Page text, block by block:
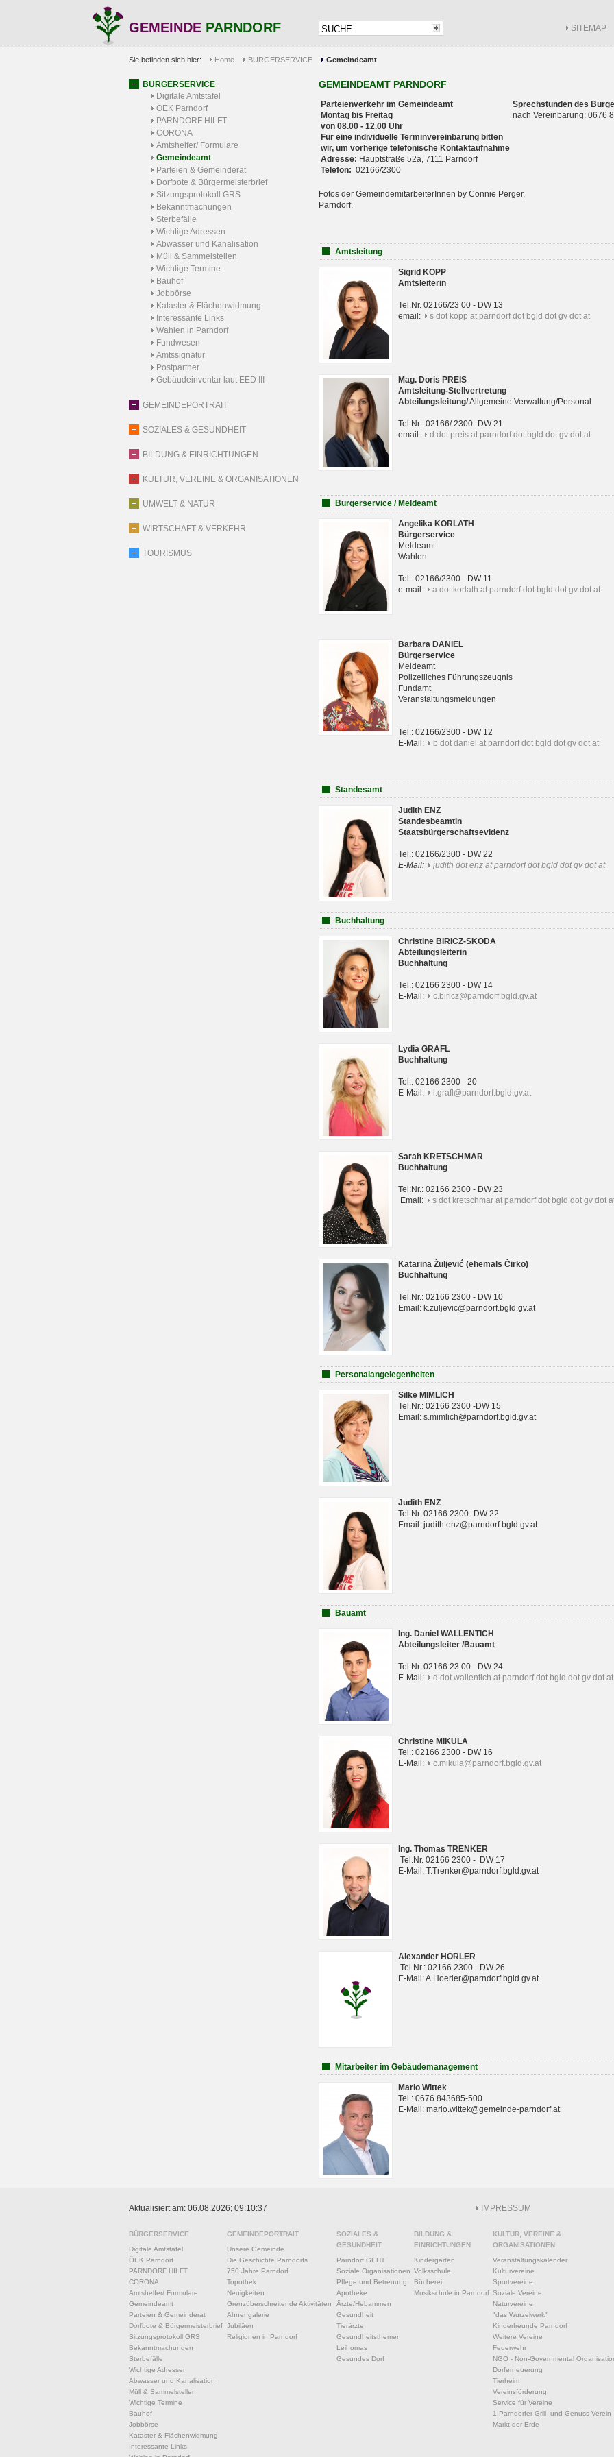
GEMEINDE PARNDORF SITEMAP
Sie befinden sich hier: Home BÜRGERSERVICE Gemeindeamt
BÜRGERSERVICE
Digitale Amtstafel
ÖEK Parndorf
PARNDORF HILFT
CORONA
Amtshelfer/ Formulare
Gemeindeamt
Parteien & Gemeinderat
Dorfbote & Bürgermeisterbrief
Sitzungsprotokoll GRS
Bekanntmachungen
Sterbefälle
Wichtige Adressen
Abwasser und Kanalisation
Müll & Sammelstellen
Wichtige Termine
Bauhof
Jobbörse
Kataster & Flächenwidmung
Interessante Links
Wahlen in Parndorf
Fundwesen
Amtssignatur
Postpartner
Gebäudeinventar laut EED III
GEMEINDEPORTRAIT
SOZIALES & GESUNDHEIT
BILDUNG & EINRICHTUNGEN
KULTUR, VEREINE & ORGANISATIONEN
UMWELT & NATUR
WIRTSCHAFT & VERKEHR
TOURISMUS
GEMEINDEAMT PARNDORF
Parteienverkehr im Gemeindeamt
Montag bis Freitag
von 08.00 - 12.00 Uhr
Für eine individuelle Terminvereinbarung bitten
wir, um vorherige telefonische Kontaktaufnahme
Adresse: Hauptstraße 52a, 7111 Parndorf
Telefon: 02166/2300
Sprechstunden des
nach Vereinbarung: 0676
Fotos der GemeindemitarbeiterInnen by Connie Perger,
Parndorf.
Amtsleitung
Sigrid KOPP
Amtsleiterin
Tel.Nr. 02166/23 00 - DW 13
email:
s dot kopp at parndorf dot bgld dot gv dot at
Mag. Doris PREIS
Amtsleitung-Stellvertretung
Abteilungsleitung/Allgemeine Verwaltung/Personal
Tel.Nr.: 02166/ 2300 -DW 21
email:
d dot preis at parndorf dot bgld dot gv dot at
Bürgerservice / Meldeamt
Angelika KORLATH
Bürgerservice
Meldeamt
Wahlen
Tel.: 02166/2300 - DW 11
e-mail:
a dot korlath at parndorf dot bgld dot gv dot at
Barbara DANIEL
Bürgerservice
Meldeamt
Polizeiliches Führungszeugnis
Fundamt
Veranstaltungsmeldungen
Tel.: 02166/2300 - DW 12
E-Mail:
b dot daniel at parndorf dot bgld dot gv dot at
Standesamt
Judith ENZ
Standesbeamtin
Staatsbürgerschaftsevidenz
Tel.: 02166/2300 - DW 22
E-Mail:
judith dot enz at parndorf dot bgld dot gv dot at
Buchhaltung
Christine BIRICZ-SKODA
Abteilungsleiterin
Buchhaltung
Tel.: 02166 2300 - DW 14
E-Mail:
c.biricz@parndorf.bgld.gv.at
Lydia GRAFL
Buchhaltung
Tel.: 02166 2300 - 20
E-Mail:
l.grafl@parndorf.bgld.gv.at
Sarah KRETSCHMAR
Buchhaltung
Tel:Nr.: 02166 2300 - DW 23
Email:
s dot kretschmar at parndorf dot bgld dot gv dot
Katarina Žuljević (ehemals Čirko)
Buchhaltung
Tel.Nr.: 02166 2300 - DW 10
Email: k.zuljevic@parndorf.bgld.gv.at
Personalangelegenheiten
Silke MIMLICH
Tel.Nr.: 02166 2300 -DW 15
Email: s.mimlich@parndorf.bgld.gv.at
Judith ENZ
Tel.Nr. 02166 2300 -DW 22
Email: judith.enz@parndorf.bgld.gv.at
Bauamt
Ing. Daniel WALLENTICH
Abteilungsleiter /Bauamt
Tel.Nr. 02166 23 00 - DW 24
E-Mail:
d dot wallentich at parndorf dot bgld dot gv dot at
Christine MIKULA
Tel.: 02166 2300 - DW 16
E-Mail:
c.mikula@parndorf.bgld.gv.at
Ing. Thomas TRENKER
Tel.Nr. 02166 2300 - DW 17
E-Mail: T.Trenker@parndorf.bgld.gv.at
Alexander HÖRLER
Tel.Nr.: 02166 2300 - DW 26
E-Mail: A.Hoerler@parndorf.bgld.gv.at
Mitarbeiter im Gebäudemanagement
Mario Wittek
Tel.: 0676 843685-500
E-Mail: mario.wittek@gemeinde-parndorf.at
Aktualisiert am: 06.08.2026; 09:10:37 IMPRESSUM
BÜRGERSERVICE
Digitale Amtstafel
ÖEK Parndorf
PARNDORF HILFT
CORONA
Amtshelfer/ Formulare
Gemeindeamt
Parteien & Gemeinderat
Dorfbote & Bürgermeisterbrief
Sitzungsprotokoll GRS
Bekanntmachungen
Sterbefälle
Wichtige Adressen
Abwasser und Kanalisation
Müll & Sammelstellen
Wichtige Termine
Bauhof
Jobbörse
Kataster & Flächenwidmung
Interessante Links
GEMEINDEPORTRAIT
Unsere Gemeinde
Die Geschichte Parndorfs
750 Jahre Parndorf
Topothek
Neuigkeiten
Grenzüberschreitende Aktivitäten
Ahnengalerie
Jubiläen
Religionen in Parndorf
SOZIALES &
GESUNDHEIT
Parndorf GEHT
Soziale Organisationen
Pflege und Betreuung
Apotheke
Ärzte/Hebammen
Gesundheit
Tierärzte
Gesundheitsthemen
Leihomas
Gesundes Dorf
BILDUNG &
EINRICHTUNGEN
Kindergärten
Volksschule
Bücherei
Musikschule in Parndorf
KULTUR, VEREINE &
ORGANISATIONEN
Veranstaltungskalender
Kulturvereine
Sportvereine
Soziale Vereine
Naturvereine
"das Wurzelwerk"
Kinderfreunde Parndorf
Weitere Vereine
Feuerwehr
NGO - Non-Governmental
Dorferneuerung
Tierheim
Vereinsförderung
Service für Vereine
1.Parndorfer Grill- und Genuss Verein
Markt der Erde